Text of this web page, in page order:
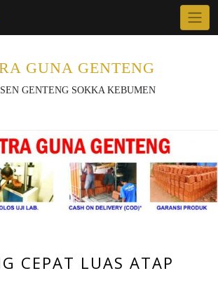
GUNA GENTENG
GENTENG SOKKA KEBUMEN
CEPAT LUAS ATAP